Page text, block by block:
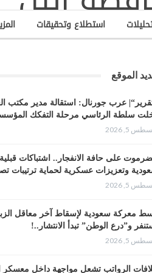
استطلاع وتحقيقات
الموقع
عرب جورنال: استقالة مدير مكتب
سلطة الرئاسي مرحلة التفكك
5, 2026
على حافة الانفجار.. اشتباكات
وتعزيزات عسكرية لحماية ترتيبات
5, 2026
معركة سعودية لإسقاط آخر معاقل
و”درع الوطن” تبدأ الانتشار..!
5, 2026
الرواتب تشعل مواجهة داخل معسكر